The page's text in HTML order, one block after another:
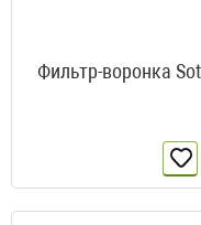
Фильтр-воронка